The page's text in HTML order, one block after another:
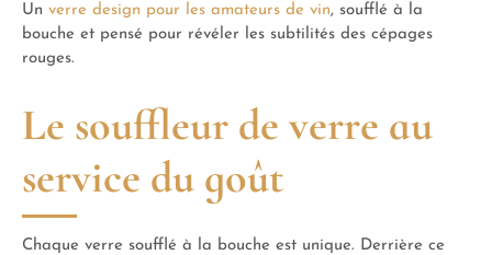
Un verre design pour les amateurs de vin, soufflé à la
bouche et pensé pour révéler les subtilités des cépages
rouges.
Le souffleur de verre au
service du goût
Chaque verre soufflé à la bouche est unique. Derrière ce